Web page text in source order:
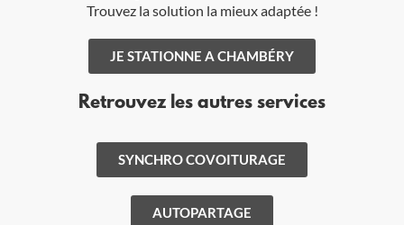
Trouvez la solution la mieux adaptée !
JE STATIONNE A CHAMBÉRY
Retrouvez les autres services
SYNCHRO COVOITURAGE
AUTOPARTAGE